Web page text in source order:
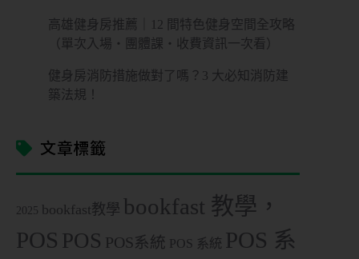
高雄健身房推薦｜12 間特色健身空間全攻略
（單次入場・團體課・收費資訊一次看）
健身房消防措施做對了嗎？3 大必知消防建
築法規！
文章標籤
2025 bookfast教學 bookfast 教學，
POS POS POS系統 POS 系統 POS 系